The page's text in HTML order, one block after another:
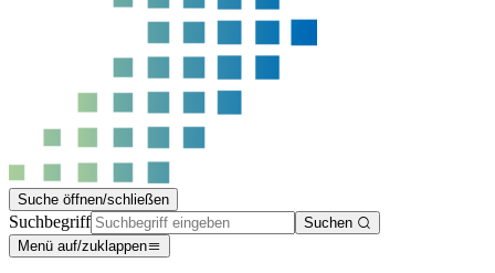
Suche öffnen/schließen
Suchbegriff
Suchen
Menü auf/zuklappen